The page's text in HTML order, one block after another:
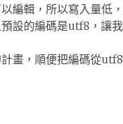
編輯，所以寫入量低
設的編碼是utf8，讓我
畫，順便把編碼從